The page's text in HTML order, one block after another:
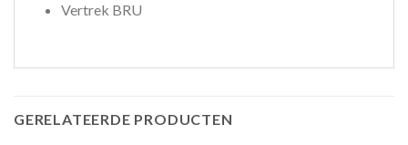
Vertrek BRU
GERELATEERDE PRODUCTEN